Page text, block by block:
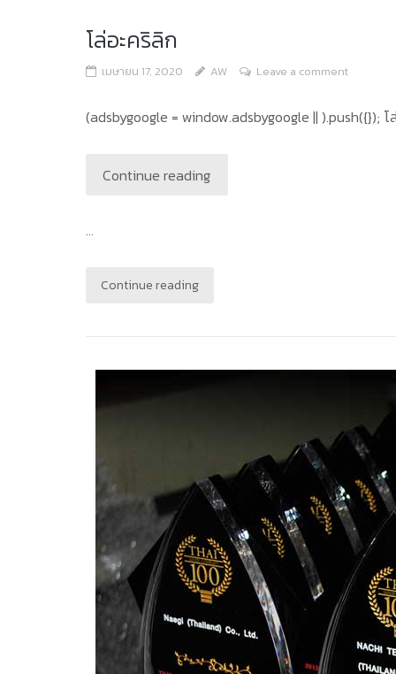
โล่อะคริลิก
เมษายน 17, 2020 AW Leave a comment
(adsbygoogle = window.adsbygoogle || ).push({}); โ
Continue reading
...
Continue reading